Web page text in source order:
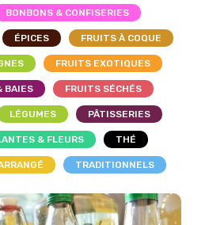
BONBONS & CONFISERIES
ÉPICES FRUITS À COQUE
FRUITS EXOTIQUES
BAIES FRUITS SÉCHÉS
LÉGUMES PÂTISSERIES
& FLEURS THÉ
TRADITIONNELS